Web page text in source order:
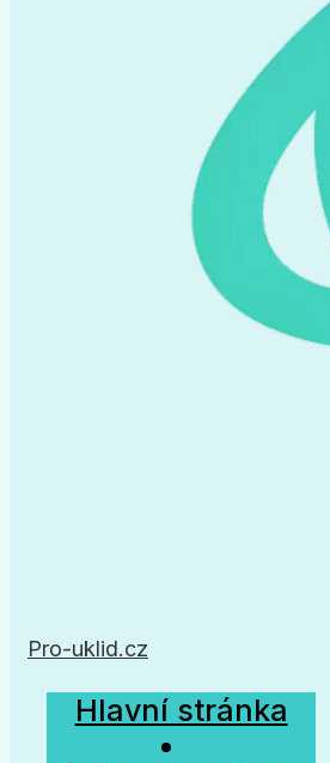
Pro-uklid.cz
Hlavní stránka